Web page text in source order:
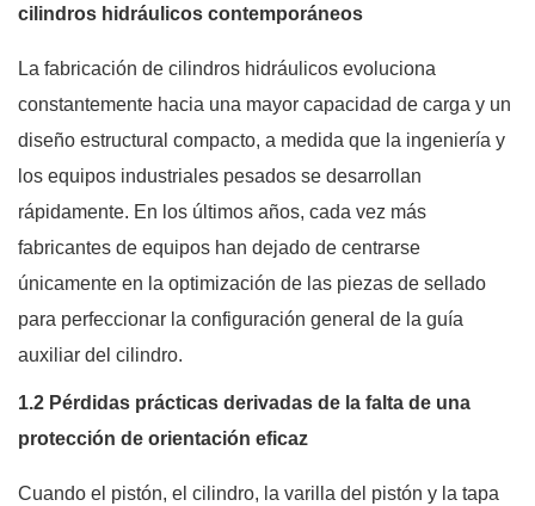
cilindros hidráulicos contemporáneos
La fabricación de cilindros hidráulicos evoluciona
constantemente hacia una mayor capacidad de carga y un
diseño estructural compacto, a medida que la ingeniería y
los equipos industriales pesados ​​se desarrollan
rápidamente. En los últimos años, cada vez más
fabricantes de equipos han dejado de centrarse
únicamente en la optimización de las piezas de sellado
para perfeccionar la configuración general de la guía
auxiliar del cilindro.
1.2 Pérdidas prácticas derivadas de la falta de una
protección de orientación eficaz
Cuando el pistón, el cilindro, la varilla del pistón y la tapa